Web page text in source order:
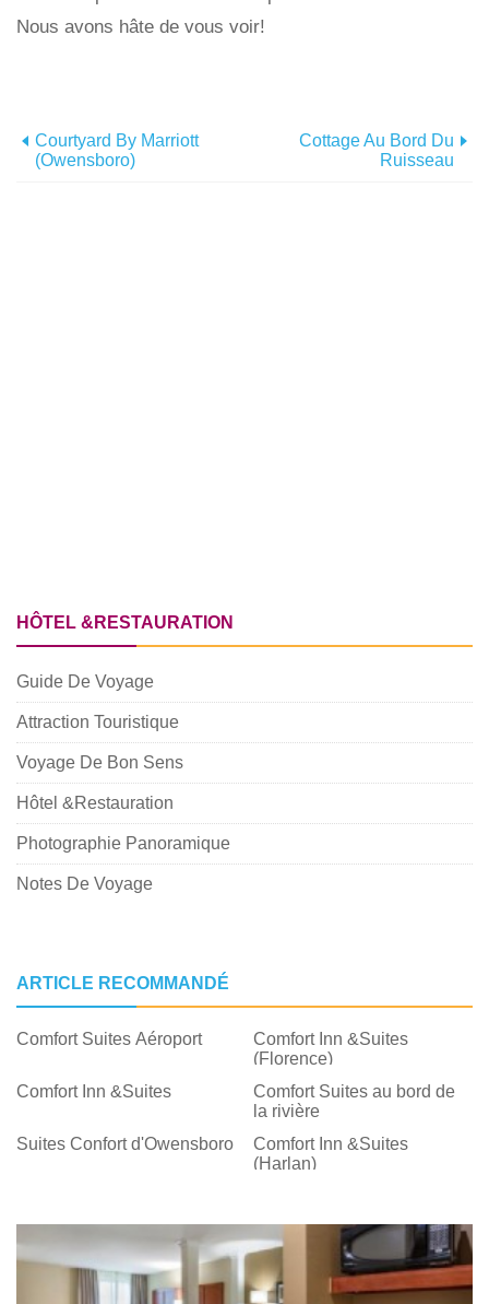
Nous avons hâte de vous voir!
Courtyard By Marriott
(Owensboro)
Cottage Au Bord Du
Ruisseau
HÔTEL &RESTAURATION
Guide De Voyage
Attraction Touristique
Voyage De Bon Sens
Hôtel &Restauration
Photographie Panoramique
Notes De Voyage
ARTICLE RECOMMANDÉ
Comfort Suites Aéroport
Comfort Inn &Suites
(Florence)
Comfort Inn &Suites
Comfort Suites au bord de
la rivière
Suites Confort d'Owensboro
Comfort Inn &Suites
(Harlan)